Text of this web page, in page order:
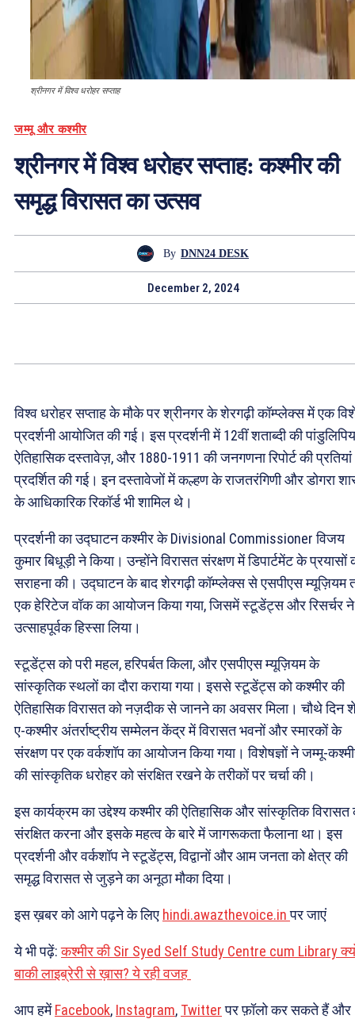
श्रीनगर में विश्व धरोहर सप्ताह
जम्मू और कश्मीर
श्रीनगर में विश्व धरोहर सप्ताह: कश्मीर की
समृद्ध विरासत का उत्सव
By DNN24 DESK
December 2, 2024
विश्व धरोहर सप्ताह के मौके पर श्रीनगर के शेरगढ़ी कॉम्प्लेक्स में एक
प्रदर्शनी आयोजित की गई। इस प्रदर्शनी में 12वीं शताब्दी की
ऐतिहासिक दस्तावेज़, और 1880-1911 की जनगणना रिपोर्ट की प्रतियां
प्रदर्शित की गई। इन दस्तावेजों में कल्हण के राजतरंगिणी और डोगरा
के आधिकारिक रिकॉर्ड भी शामिल थे।
प्रदर्शनी का उद्घाटन कश्मीर के Divisional Commissioner विजय
कुमार बिधूड़ी ने किया। उन्होंने विरासत संरक्षण में डिपार्टमेंट के प्रयासों
सराहना की। उद्घाटन के बाद शेरगढ़ी कॉम्प्लेक्स से एसपीएस म्यूज़ियम
एक हेरिटेज वॉक का आयोजन किया गया, जिसमें स्टूडेंट्स और रिसर्चर ने
उत्साहपूर्वक हिस्सा लिया।
स्टूडेंट्स को परी महल, हरिपर्बत किला, और एसपीएस म्यूज़ियम के
सांस्कृतिक स्थलों का दौरा कराया गया। इससे स्टूडेंट्स को कश्मीर की
ऐतिहासिक विरासत को नज़दीक से जानने का अवसर मिला। चौथे दिन
ए-कश्मीर अंतर्राष्ट्रीय सम्मेलन केंद्र में विरासत भवनों और स्मारकों के
संरक्षण पर एक वर्कशॉप का आयोजन किया गया। विशेषज्ञों ने जम्मू-
की सांस्कृतिक धरोहर को संरक्षित रखने के तरीकों पर चर्चा की।
इस कार्यक्रम का उद्देश्य कश्मीर की ऐतिहासिक और सांस्कृतिक विरासत
संरक्षित करना और इसके महत्व के बारे में जागरूकता फैलाना था। इस
प्रदर्शनी और वर्कशॉप ने स्टूडेंट्स, विद्वानों और आम जनता को क्षेत्र की
समृद्ध विरासत से जुड़ने का अनूठा मौका दिया।
इस ख़बर को आगे पढ़ने के लिए hindi.awazthevoice.inपर जाएं
ये भी पढ़ें:कश्मीर की Sir Syed Self Study Centre cum Library
बाकी लाइब्रेरी से ख़ास? ये रही वजह
आप हमेंFacebook, Instagram, Twitterपर फ़ॉलो कर सकते हैं और